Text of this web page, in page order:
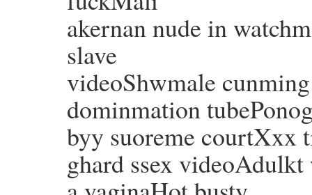
akernan nude in
slave
videoShwmale
dominmation
byy suoreme courtXxx
ghard ssex